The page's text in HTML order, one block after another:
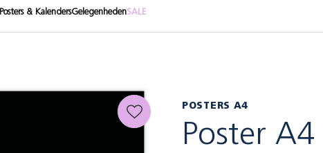
Posters & KalendersGelegenhedenSALE
POSTERS A4
Poster